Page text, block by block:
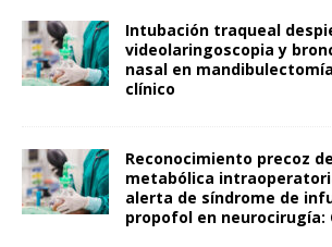
Intubación traqueal
videolaringoscopia y
nasal en
clínico
Reconocimiento precoz
metabólica
alerta de síndrome de
propofol en neurocirugía: